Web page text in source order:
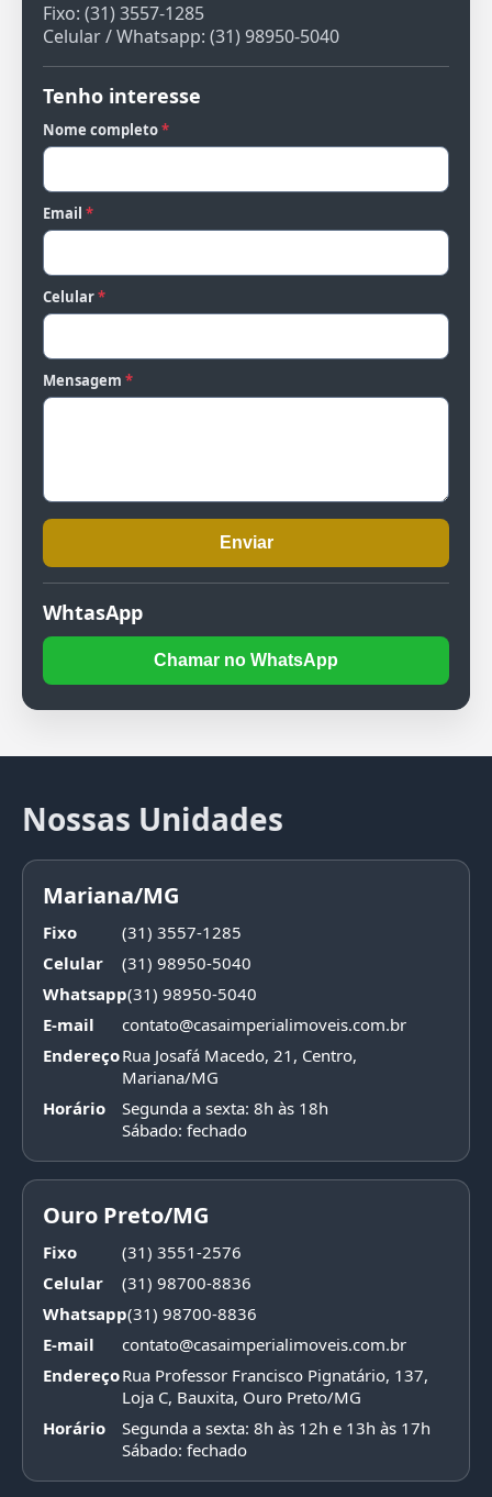
Fixo: (31) 3557-1285
Celular / Whatsapp: (31) 98950-5040
Tenho interesse
Nome completo*
Email *
Celular*
Mensagem *
Enviar
WhtasApp
Chamar no WhatsApp
Nossas Unidades
Mariana/MG
Fixo
(31) 3557-1285
Celular
(31) 98950-5040
Whatsapp(31) 98950-5040
E-mail
contato@casaimperialimoveis.com.br
EndereçoRua Josafá Macedo, 21, Centro,
Mariana/MG
Horário
Segunda a sexta: 8h às 18h
Sábado: fechado
Ouro Preto/MG
Fixo
(31) 3551-2576
Celular
(31) 98700-8836
Whatsapp(31) 98700-8836
E-mail
contato@casaimperialimoveis.com.br
EndereçoRua Professor Francisco Pignatário, 137,
Loja C, Bauxita, Ouro Preto/MG
Horário
Segunda a sexta: 8h às 12h e 13h às 17h
Sábado: fechado